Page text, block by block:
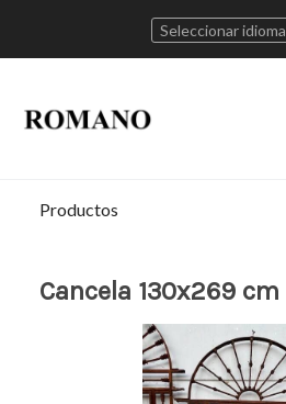
Seleccionar idioma
Productos
Cancela 130x269 cm